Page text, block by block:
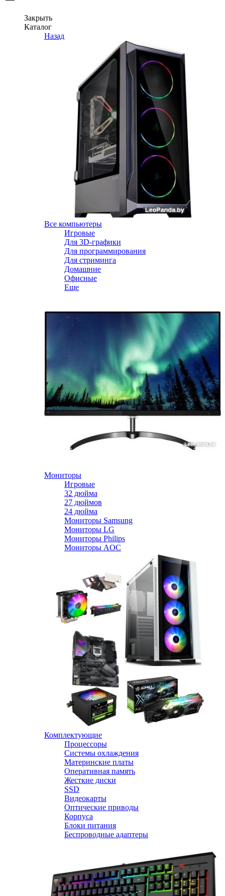
Закрыть
Каталог
Назад
Все компьютеры
Игровые
Для 3D-графики
Для программирования
Для стриминга
Домашние
Офисные
Еще
Мониторы
Игровые
32 дюйма
27 дюймов
24 дюйма
Мониторы Samsung
Мониторы LG
Мониторы Philips
Мониторы AOC
Комплектующие
Процессоры
Системы охлаждения
Материнские платы
Оперативная память
Жесткие диски
SSD
Видеокарты
Оптические приводы
Корпуса
Блоки питания
Беспроводные адаптеры